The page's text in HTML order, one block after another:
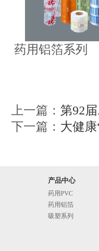
药用铝
上一篇： 第92
下一篇： 大健
产品中心
药用PVC
药用铝箔
吸塑系列